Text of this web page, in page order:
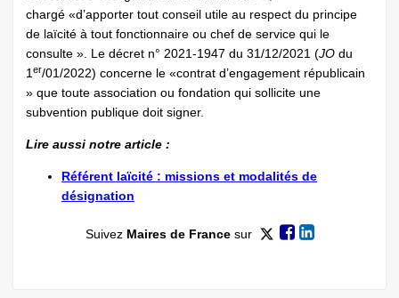
chargé «d’apporter tout conseil utile au respect du principe
de ­laïcité à tout fonctionnaire ou chef de service qui le
consulte ». Le décret n° 2021-1947 du 31/12/2021 (JO du
1er/01/2022) concerne le «contrat d’engagement républicain
» que toute association ou fondation qui sollicite une
subvention publique doit signer.
Lire aussi notre article :
Référent laïcité : missions et modalités de
désignation
Suivez Maires de Francesur